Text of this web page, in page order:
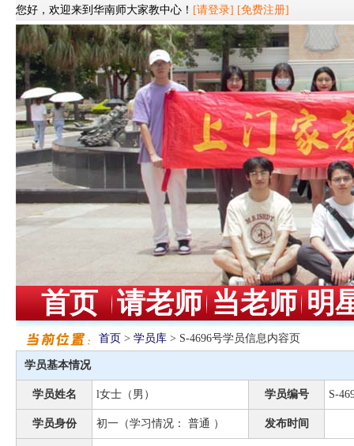
您好，欢迎来到华南师大家教中心！ [请登录] [免费注册]
首页 请老师 当老师 明
首页 > 学员库 > S-4696号学员信息内容页
学员基本情况
学员姓名 l女士（男） 学员编号 S-
学员身份 初一（学习情况： 普通 ） 发布时间